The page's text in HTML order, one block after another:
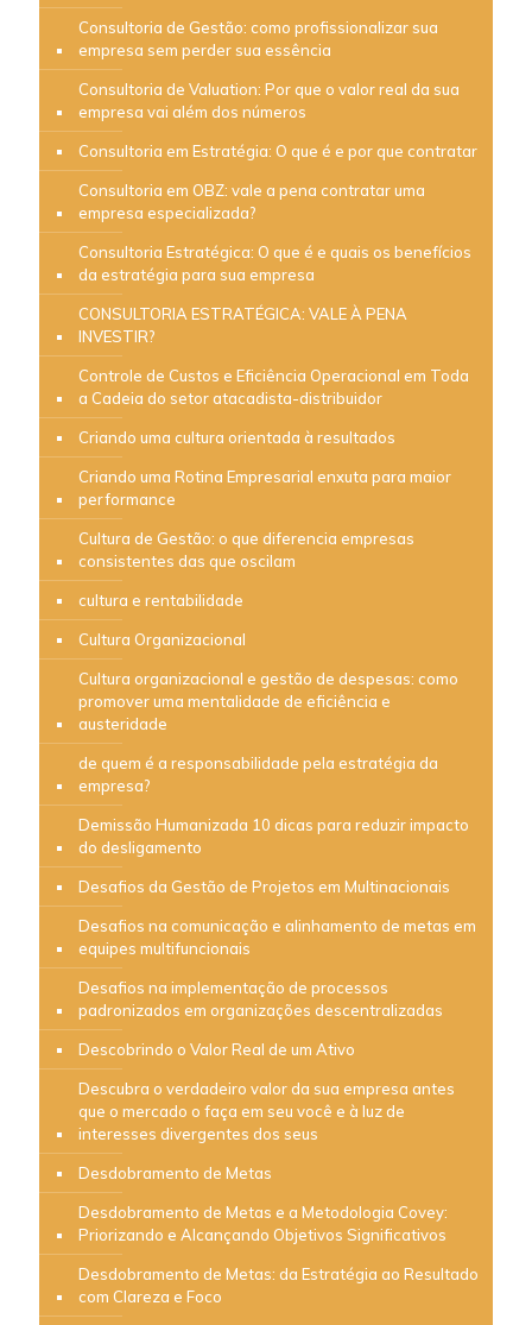
Consultoria de Gestão: como profissionalizar sua
empresa sem perder sua essência
Consultoria de Valuation: Por que o valor real da sua
empresa vai além dos números
Consultoria em Estratégia: O que é e por que contratar
Consultoria em OBZ: vale a pena contratar uma
empresa especializada?
Consultoria Estratégica: O que é e quais os benefícios
da estratégia para sua empresa
CONSULTORIA ESTRATÉGICA: VALE À PENA
INVESTIR?
Controle de Custos e Eficiência Operacional em Toda
a Cadeia do setor atacadista-distribuidor
Criando uma cultura orientada à resultados
Criando uma Rotina Empresarial enxuta para maior
performance
Cultura de Gestão: o que diferencia empresas
consistentes das que oscilam
cultura e rentabilidade
Cultura Organizacional
Cultura organizacional e gestão de despesas: como
promover uma mentalidade de eficiência e
austeridade
de quem é a responsabilidade pela estratégia da
empresa?
Demissão Humanizada 10 dicas para reduzir impacto
do desligamento
Desafios da Gestão de Projetos em Multinacionais
Desafios na comunicação e alinhamento de metas em
equipes multifuncionais
Desafios na implementação de processos
padronizados em organizações descentralizadas
Descobrindo o Valor Real de um Ativo
Descubra o verdadeiro valor da sua empresa antes
que o mercado o faça em seu você e à luz de
interesses divergentes dos seus
Desdobramento de Metas
Desdobramento de Metas e a Metodologia Covey:
Priorizando e Alcançando Objetivos Significativos
Desdobramento de Metas: da Estratégia ao Resultado
com Clareza e Foco